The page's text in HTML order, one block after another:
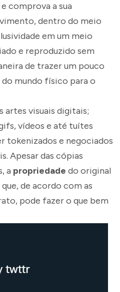
e comprova a sua
dentro do meio
em um meio
e reproduzido sem
de trazer um pouco
do mundo físico para o
artes visuais digitais;
vídeos e até tuítes
tokenizados e negociados
Apesar das cópias
a propriedade do original
de acordo com as
pode fazer o que bem